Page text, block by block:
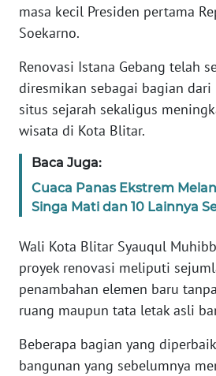
masa kecil Presiden pertama
Soekarno.
Renovasi Istana Gebang telah
diresmikan sebagai bagian dari
situs sejarah sekaligus
wisata di Kota Blitar.
Baca Juga:
Cuaca Panas Ekstrem
Singa Mati dan 10 Lainnya
Wali Kota Blitar Syauqul
proyek renovasi meliputi
penambahan elemen baru
ruang maupun tata letak asli
Beberapa bagian yang
bangunan yang sebelumnya
INFO
IKLAN
KAMI
PEDOMAN
MEDIA
SIBER
REDAKSI
KARIR
DISCLAIMER
Wahana
News
Regional